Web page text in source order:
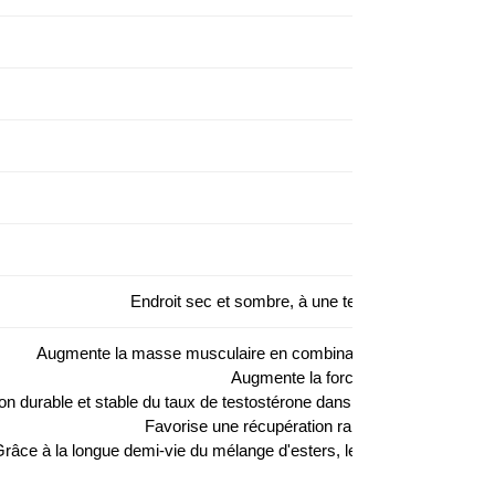
Endroit sec et sombre, à une température ne
Augmente la masse musculaire en combinant différents esters
Augmente la force physique et
durable et stable du taux de testostérone dans le sang grâce au
Favorise une récupération rapide après un
à la longue demi-vie du mélange d'esters, les résultats sont